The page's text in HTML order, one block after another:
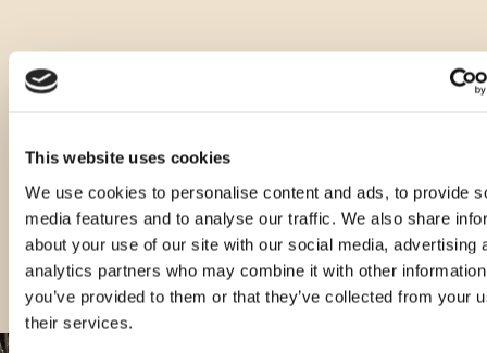
This website uses cookies
We use cookies to personalise content and ads, to provide
media features and to analyse our traffic. We also share
about your use of our site with our social media, advertising
analytics partners who may combine it with other
you’ve provided to them or that they’ve collected from your
their services.
Andere Arten dieses Produkts